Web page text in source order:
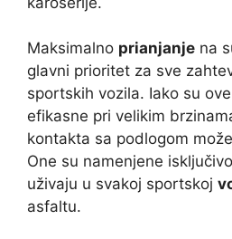
Maksimalno prianjanje na
glavni prioritet za sve
sportskih vozila. Iako su ove
efikasne pri velikim
kontakta sa podlogom
One su namenjene
uživaju u svakoj sportskoj
asfaltu.